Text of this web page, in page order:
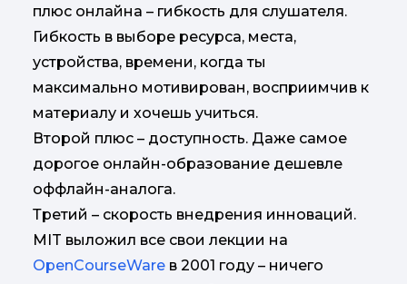
плюс онлайна – гибкость для слушателя.
Гибкость в выборе ресурса, места,
устройства, времени, когда ты
максимально мотивирован, восприимчив к
материалу и хочешь учиться.
Второй плюс – доступность. Даже самое
дорогое онлайн-образование дешевле
оффлайн-аналога.
Третий – скорость внедрения инноваций.
MIT выложил все свои лекции на
OpenCourseWare в 2001 году – ничего